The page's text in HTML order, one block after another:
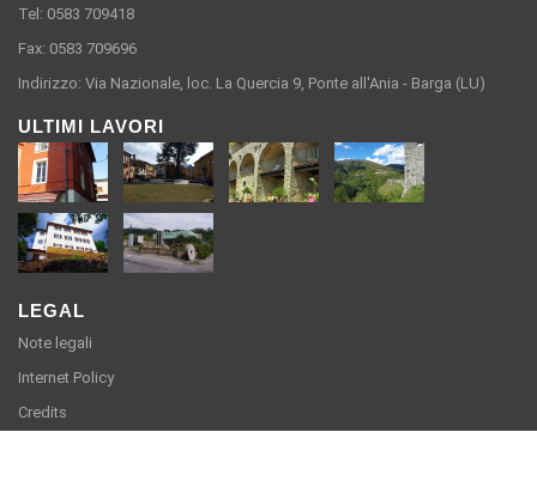
Tel: 0583 709418
Fax: 0583 709696
Indirizzo: Via Nazionale, loc. La Quercia 9, Ponte all'Ania - Barga (LU)
ULTIMI LAVORI
LEGAL
Note legali
Internet Policy
Credits